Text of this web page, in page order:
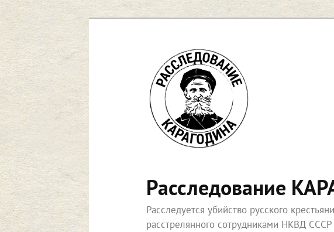
Перейти
к
основному
содержимому
Расследование
Расследуется убийство русского
расстрелянного сотрудниками НКВД